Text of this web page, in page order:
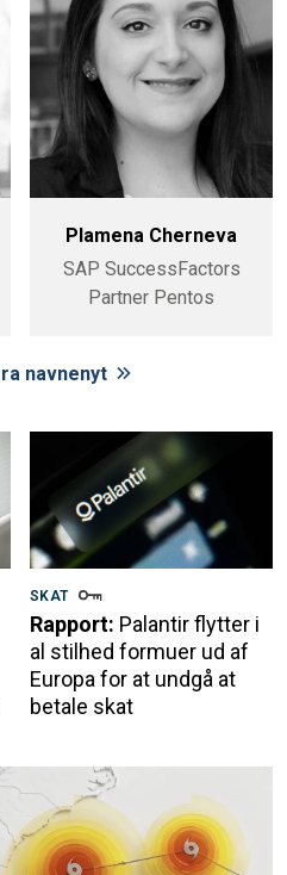
Plamena Cherneva
SAP SuccessFactors
Partner Pentos
navnenyt
SKAT
Rapport: Palantir flytter i
al stilhed formuer ud af
Europa for at undgå at
betale skat